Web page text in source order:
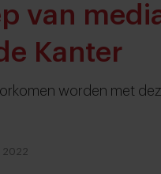
van
Kanter
worden met
2022